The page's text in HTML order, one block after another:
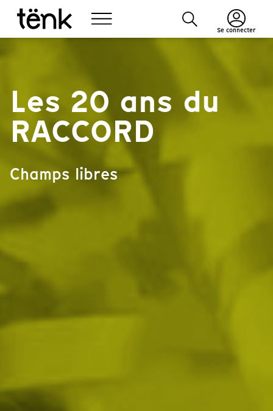
Se connecter
Les 20 ans du
RACCORD
Champs libres